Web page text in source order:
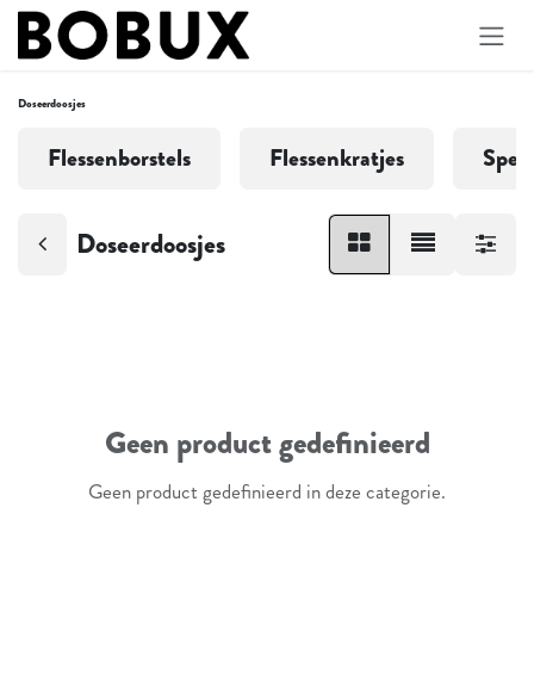
Overslaan naar inhoud
Doseerdoosjes
Flessenborstels Flessenkratjes
Doseerdoosjes
Geen product gedefinieerd
Geen product gedefinieerd in deze categorie.